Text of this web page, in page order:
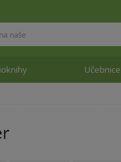
Učebnice